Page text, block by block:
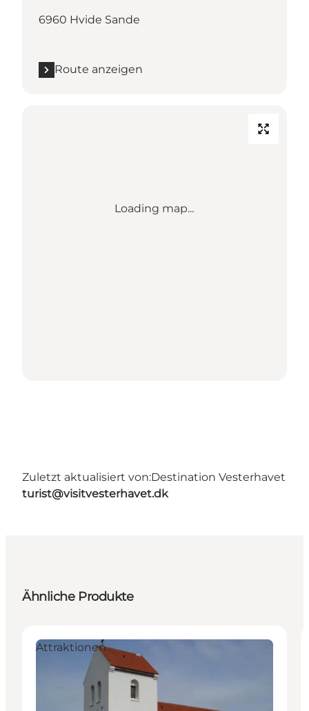
6960 Hvide Sande
Route anzeigen
Loading map...
Zuletzt aktualisiert von:Destination Vesterhavet
turist@visitvesterhavet.dk
Ähnliche Produkte
Attraktionen